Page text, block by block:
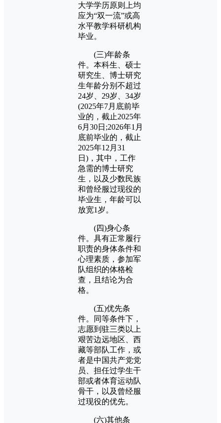
大学学历原则上均
应为“双一流”或高
水平教学科研机构
毕业。
(三)年龄条
件。本科生、硕士
研究生、博士研究
生年龄分别不超过
24岁、29岁、34岁
(2025年7月底前毕
业的，截止2025年
6月30日;2026年1月
底前毕业的，截止
2025年12月31
日)，其中，工作
急需的博士研究
生，以及少数民族
和曾经服过现役的
毕业生，年龄可以
放宽1岁。
(四)身心条
件。具有正常履行
职责的身体条件和
心理素质，参加军
队组织的体格检
查，且结论为合
格。
(五)优先条
件。同等条件下，
志愿到驻三类以上
艰苦边远地区、西
藏等部队工作，或
者是中国共产党党
员、担任过学生干
部或者体育运动队
骨干，以及曾经服
过现役的优先。
(六)其他条